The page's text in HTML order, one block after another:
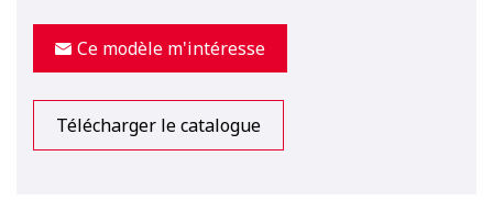
Ce modèle m'intéresse
Télécharger le catalogue